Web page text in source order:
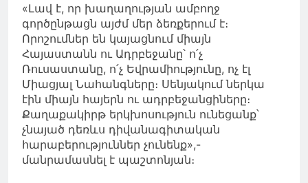
«Լավ է, որ խաղաղության ամբողջ
գործընթացն այժմ մեր ձեռքերում է։
Որոշումներ են կայացնում միայն
Հայաստանն ու Ադրբեջանը՝ ո՛չ
Ռուսաստանը, ո՛չ Եվրամիությունը, ոչ էլ
Միացյալ Նահանգները։ Սենյակում ներկա
էին միայն հայերն ու ադրբեջանցիները։
Քաղաքակիրթ երկխոսություն ունեցանք՝
չնայած դեռևս դիվանագիտական
հարաբերություններ չունենք»,-
մանրամասնել է պաշտոնյան։